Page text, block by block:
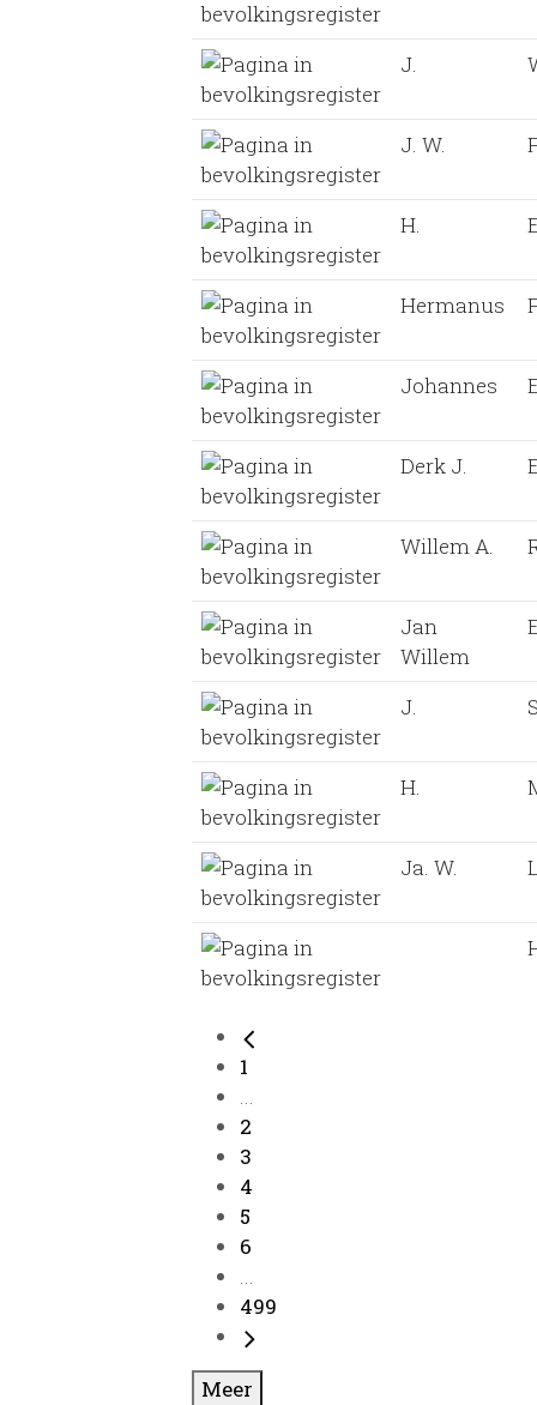
J.
J. W.
H.
Hermanus
Johannes
Derk J.
Willem A.
Jan
Willem
J.
H.
Ja. W.
1
...
2
3
4
5
6
...
499
Meer